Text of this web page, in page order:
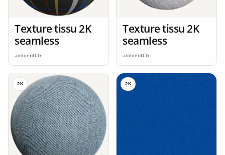
Texture tissu 2K
seamless
ambientCG
Texture tissu 2K
seamless
ambientCG
2K 2K